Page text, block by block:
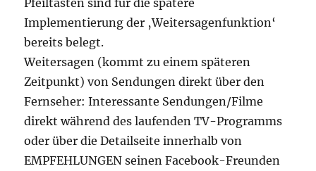
Implementierung der ‚Weitersagenfunktion‘
bereits belegt.
Weitersagen (kommt zu einem späteren
Zeitpunkt) von Sendungen direkt über den
Fernseher: Interessante Sendungen/Filme
direkt während des laufenden TV-Programms
oder über die Detailseite innerhalb von
EMPFEHLUNGEN seinen Facebook-Freunden